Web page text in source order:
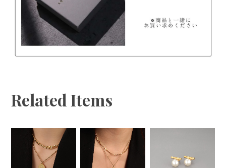
ンセル・返品はお受けできません。
Related Items